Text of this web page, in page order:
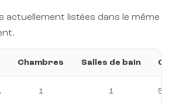
actuellement listées dans le même
Chambres Salles de bain
1 1 56 m²